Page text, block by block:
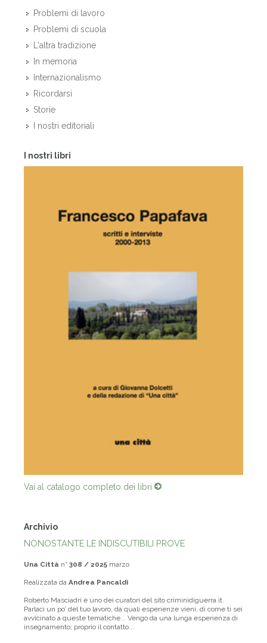
Problemi di lavoro
Problemi di scuola
L'altra tradizione
In memoria
Internazionalismo
Ricordarsi
Storie
I nostri editoriali
I nostri libri
Vai al catalogo completo dei libri
Archivio
NONOSTANTE LE INDISCUTIBILI PROVE
Una Città n° 308 / 2025 marzo
Realizzata da Andrea Pancaldi
Roberto Masciadri è uno dei curatori del sito criminidiguerra.it.
Parlaci un po’ del tuo lavoro, da quali esperienze vieni, di come ti sei
avvicinato a queste tematiche... Vengo da una lunga esperienza di
insegnamento; proprio il contatto...